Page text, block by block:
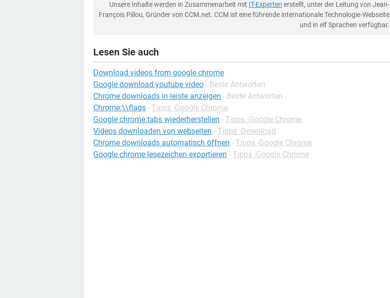
Unsere Inhalte werden in Zusammenarbeit mit IT-Experten erstellt, unter der Leitung von Jean-
François Pillou, Gründer von CCM.net. CCM ist eine führende internationale Technologie-Webseite
und in elf Sprachen verfügbar.
Lesen Sie auch
Download videos from google chrome
Google download youtube video - Beste Antworten
Chrome downloads in leiste anzeigen - Beste Antworten
Chrome:\\flags - Tipps -Google Chrome
Google chrome tabs wiederherstellen - Tipps -Google Chrome
Videos downloaden von webseiten - Tipps -Download
Chrome downloads automatisch öffnen - Tipps -Google Chrome
Google chrome lesezeichen exportieren - Tipps -Google Chrome